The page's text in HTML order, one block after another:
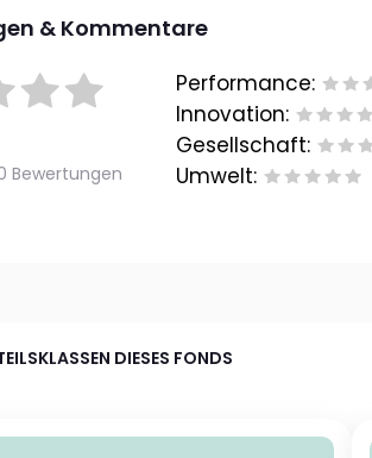
& Kommentare
Bewertungen
Performance:
Innovation:
Gesellschaft:
Umwelt:
DIESES FONDS